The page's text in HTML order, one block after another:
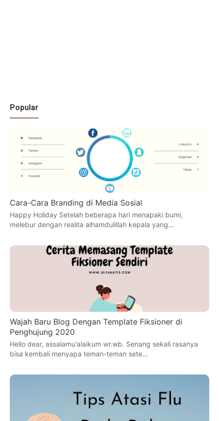
Popular
Cara-Cara Branding di Media Sosial
Happy Holiday Setelah beberapa hari menapaki bumi,
melebur dengan realita alhamdulillah kepala yang…
Wajah Baru Blog Dengan Template Fiksioner di
Penghujung 2020
Hello dear, assalamu'alaikum wr.wb. Senang sekali rasanya
bisa kembali menyapa teman-teman sete…